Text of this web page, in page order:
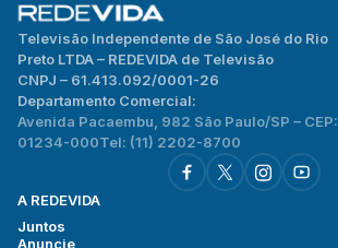
Televisão Independente de São José do Rio
Preto LTDA – REDEVIDA de Televisão
CNPJ – 61.413.092/0001-26
Departamento Comercial:
Avenida Pacaembu, 982 São Paulo/SP – CEP:
01234-000Tel: (11) 2202-8700
A REDEVIDA
Juntos
Anuncie